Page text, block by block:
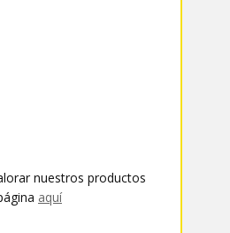
nuestros productos
aquí